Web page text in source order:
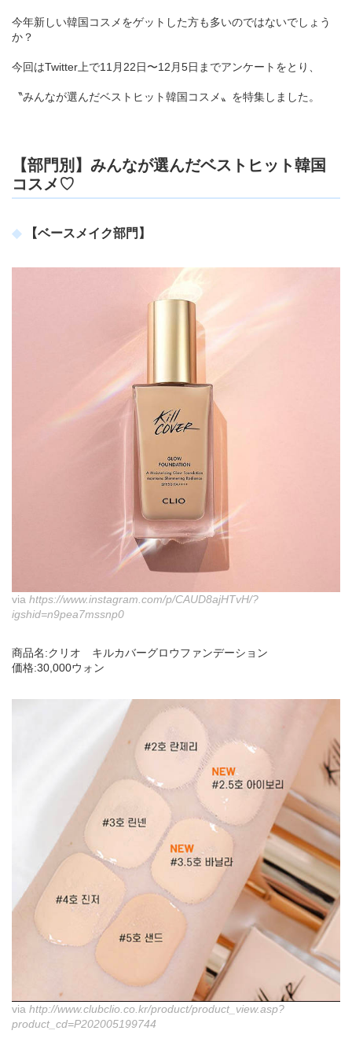
今年新しい韓国コスメをゲットした方も多いのではないでしょう
か？
今回はTwitter上で11月22日〜12月5日までアンケートをとり、
〝みんなが選んだベストヒット韓国コスメ〟を特集しました。
【部門別】みんなが選んだベストヒット韓国
コスメ♡
【ベースメイク部門】
via https://www.instagram.com/p/CAUD8ajHTvH/?
igshid=n9pea7mssnp0
商品名:クリオ キルカバーグロウファンデーション
価格:30,000ウォン
via http://www.clubclio.co.kr/product/product_view.asp?
product_cd=P202005199744